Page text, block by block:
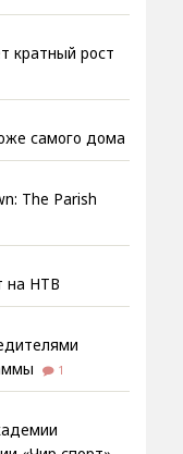
кратный рост
самого дома
The Parish
на НТВ
1